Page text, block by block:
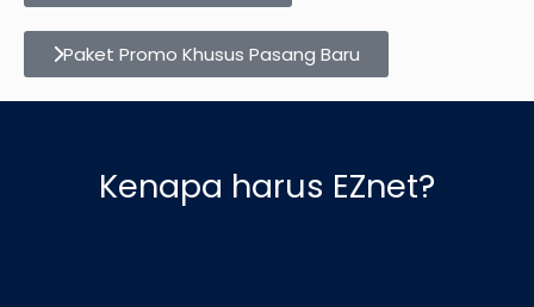
Paket Promo Khusus Pasang Baru
Kenapa harus EZnet?